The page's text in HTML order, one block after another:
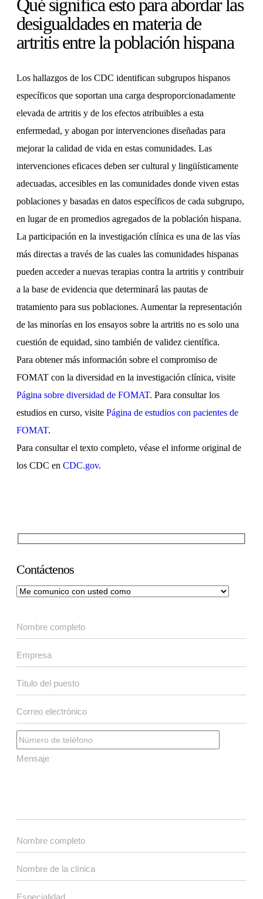
Qué significa esto para abordar las
desigualdades en materia de
artritis entre la población hispana
Los hallazgos de los CDC identifican subgrupos hispanos
específicos que soportan una carga desproporcionadamente
elevada de artritis y de los efectos atribuibles a esta
enfermedad, y abogan por intervenciones diseñadas para
mejorar la calidad de vida en estas comunidades. Las
intervenciones eficaces deben ser cultural y lingüísticamente
adecuadas, accesibles en las comunidades donde viven estas
poblaciones y basadas en datos específicos de cada subgrupo,
en lugar de en promedios agregados de la población hispana.
La participación en la investigación clínica es una de las vías
más directas a través de las cuales las comunidades hispanas
pueden acceder a nuevas terapias contra la artritis y contribuir
a la base de evidencia que determinará las pautas de
tratamiento para sus poblaciones. Aumentar la representación
de las minorías en los ensayos sobre la artritis no es solo una
cuestión de equidad, sino también de validez científica.
Para obtener más información sobre el compromiso de
FOMAT con la diversidad en la investigación clínica, visite
Página sobre diversidad de FOMAT. Para consultar los
estudios en curso, visite Página de estudios con pacientes de
FOMAT.
Para consultar el texto completo, véase el informe original de
los CDC en CDC.gov.
Contáctenos